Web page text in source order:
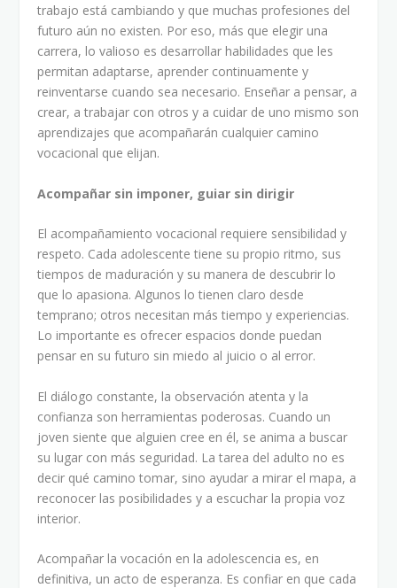
trabajo está cambiando y que muchas profesiones del
futuro aún no existen. Por eso, más que elegir una
carrera, lo valioso es desarrollar habilidades que les
permitan adaptarse, aprender continuamente y
reinventarse cuando sea necesario. Enseñar a pensar, a
crear, a trabajar con otros y a cuidar de uno mismo son
aprendizajes que acompañarán cualquier camino
vocacional que elijan.
Acompañar sin imponer, guiar sin dirigir
El acompañamiento vocacional requiere sensibilidad y
respeto. Cada adolescente tiene su propio ritmo, sus
tiempos de maduración y su manera de descubrir lo
que lo apasiona. Algunos lo tienen claro desde
temprano; otros necesitan más tiempo y experiencias.
Lo importante es ofrecer espacios donde puedan
pensar en su futuro sin miedo al juicio o al error.
El diálogo constante, la observación atenta y la
confianza son herramientas poderosas. Cuando un
joven siente que alguien cree en él, se anima a buscar
su lugar con más seguridad. La tarea del adulto no es
decir qué camino tomar, sino ayudar a mirar el mapa, a
reconocer las posibilidades y a escuchar la propia voz
interior.
Acompañar la vocación en la adolescencia es, en
definitiva, un acto de esperanza. Es confiar en que cada